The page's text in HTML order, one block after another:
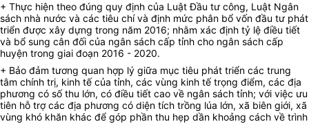
+ Thực hiện theo đúng quy định của Luật Đầu tư công, Luật Ngân
sách nhà nước và các tiêu chí và định mức phân bổ vốn đầu tư phát
triển được xây dựng trong năm 2016; nhằm xác định tỷ lệ điều tiết
và bổ sung cân đối của ngân sách cấp tỉnh cho ngân sách cấp
huyện trong giai đoạn 2016 - 2020.
+ Bảo đảm tương quan hợp lý giữa mục tiêu phát triển các trung
tâm chính trị, kinh tế của tỉnh, các vùng kinh tế trọng điểm, các địa
phương có số thu lớn, có điều tiết cao về ngân sách tỉnh; với việc ưu
tiên hỗ trợ các địa phương có diện tích trồng lúa lớn, xã biên giới, xã
vùng khó khăn khác để góp phần thu hẹp dần khoảng cách về trình